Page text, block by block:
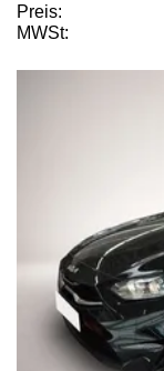
Preis:
MWSt: